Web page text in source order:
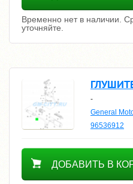
Временно нет в наличии.
уточняйте.
-
General
96536912
Уточнить цену
ДОБАВИТЬ В